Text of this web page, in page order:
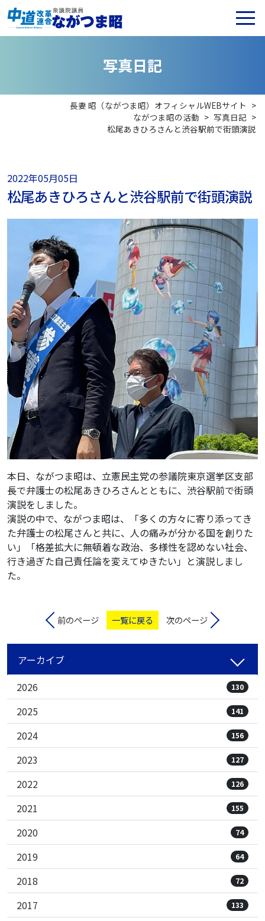
写真日記
長妻 昭（ながつま昭）オフィシャルWEBサイト >
ながつま昭の活動 > 写真日記 >
松尾あきひろさんと渋谷駅前で街頭演説
2022年05月05日
松尾あきひろさんと渋谷駅前で街頭演説
本日、ながつま昭は、立憲民主党の参議院東京選挙区支部
長で弁護士の松尾あきひろさんとともに、渋谷駅前で街頭
演説をしました。
演説の中で、ながつま昭は、「多くの方々に寄り添ってき
た弁護士の松尾さんと共に、人の痛みが分かる国を創りた
い」「格差拡大に無頓着な政治、多様性を認めない社会、
行き過ぎた自己責任論を変えてゆきたい」と演説しまし
た。
前のページ 一覧に戻る 次のページ
アーカイブ
2026
130
2025 141
2024 156
2023 127
2022 126
2021 155
2020 74
2019 64
2018 72
2017 133